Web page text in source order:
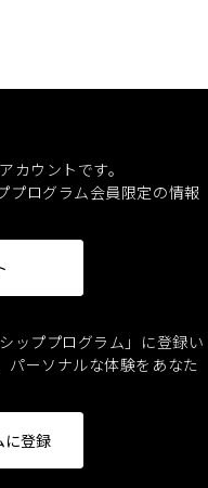
カウントです。
プログラム会員限定の情報
ッププログラム」に登録い
パーソナルな体験をあなた
に登録